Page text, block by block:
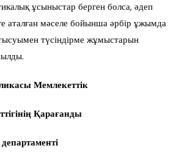
ұсыныстар берген болса, әдеп
аталған мәселе бойынша әрбір ұжымда
түсіндірме жұмыстарын
Мемлекеттік
Қарағанды